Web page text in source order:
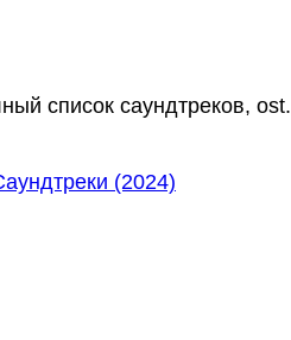
список саундтреков, ost.